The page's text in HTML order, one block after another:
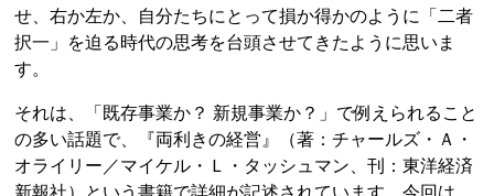
せ、右か左か、自分たちにとって損か得かのように「二者
択一」を迫る時代の思考を台頭させてきたように思いま
す。
それは、「既存事業か？ 新規事業か？」で例えられること
の多い話題で、『両利きの経営』（著：チャールズ・Ａ・
オライリー／マイケル・Ｌ・タッシュマン、刊：東洋経済
新報社）という書籍で詳細が記述されています。今回は、